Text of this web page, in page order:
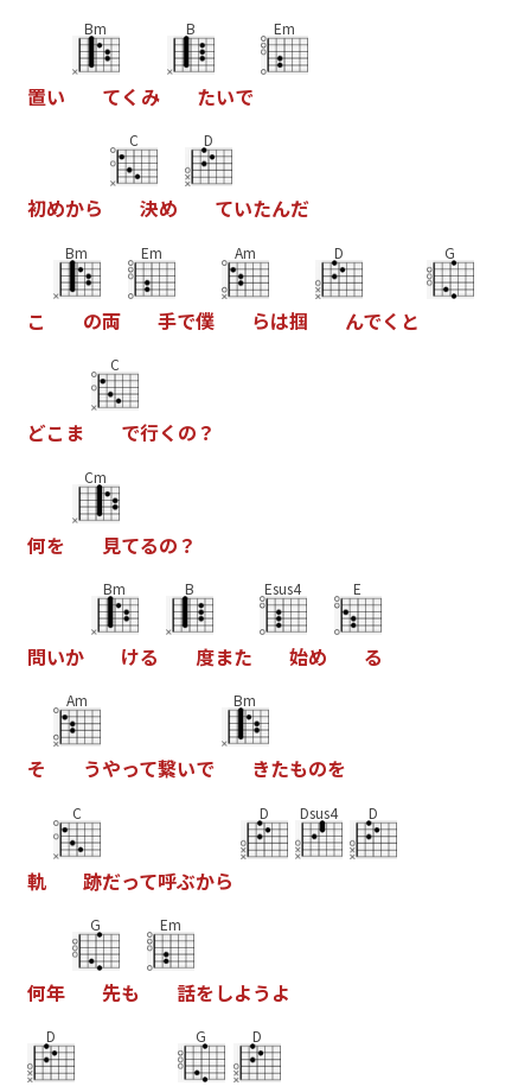
置い
Bm
てく み
B
たいで
Em
初めから
C
決め
D
ていたんだ
こ
Bm
の両
Em
手で僕
Am
らは掴
D
んでく と
G
どこ ま
C
で行く の ？
何を
Cm
見てるの ？
問いか
Bm
ける
B
度また
Esus4
始め
E
る
そ
Am
うやって繋いで
Bm
きたものを
軌
C
跡だって呼ぶから
D Dsus4 D
何年
G
先も
Em
話をしよう よ
D G D